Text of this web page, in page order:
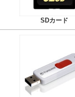
SDカード